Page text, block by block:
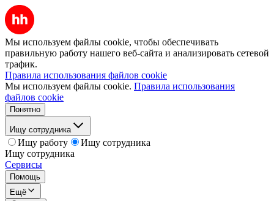
Мы используем файлы cookie, чтобы обеспечивать
правильную работу нашего веб-сайта и анализировать сетевой
трафик.
Правила использования файлов cookie
Мы используем файлы cookie. Правила использования
файлов cookie
Понятно
Ищу сотрудника
Ищу работу
Ищу сотрудника
Ищу сотрудника
Сервисы
Помощь
Ещё